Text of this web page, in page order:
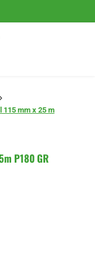
mm x 25 m
P180 GR